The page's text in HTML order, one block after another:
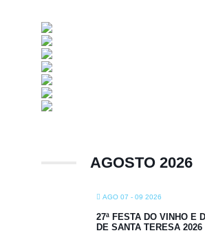
AGOSTO 2026
AGO 07 - 09 2026
27ª FESTA DO VINHO E
DE SANTA TERESA 2026